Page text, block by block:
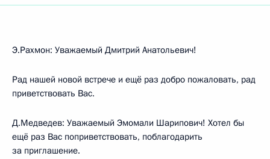
Э.Рахмон: Уважаемый Дмитрий Анатольевич!
Рад нашей новой встрече и ещё раз добро пожаловать, рад
приветствовать Вас.
Д.Медведев: Уважаемый Эмомали Шарипович! Хотел бы
ещё раз Вас поприветствовать, поблагодарить
за приглашение.